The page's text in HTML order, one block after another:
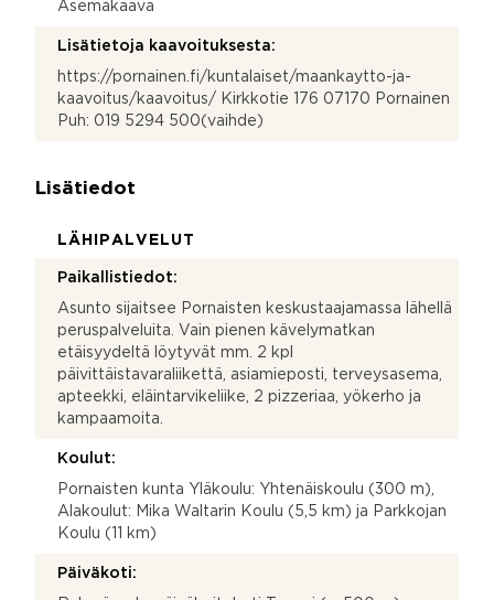
Asemakaava
Lisätietoja kaavoituksesta:
https://pornainen.fi/kuntalaiset/maankaytto-ja-
kaavoitus/kaavoitus/ Kirkkotie 176 07170 Pornainen
Puh: 019 5294 500(vaihde)
Lisätiedot
LÄHIPALVELUT
Paikallistiedot:
Asunto sijaitsee Pornaisten keskustaajamassa lähellä
peruspalveluita. Vain pienen kävelymatkan
etäisyydeltä löytyvät mm. 2 kpl
päivittäistavaraliikettä, asiamieposti, terveysasema,
apteekki, eläintarvikeliike, 2 pizzeriaa, yökerho ja
kampaamoita.
Koulut:
Pornaisten kunta Yläkoulu: Yhtenäiskoulu (300 m),
Alakoulut: Mika Waltarin Koulu (5,5 km) ja Parkkojan
Koulu (11 km)
Päiväkoti: